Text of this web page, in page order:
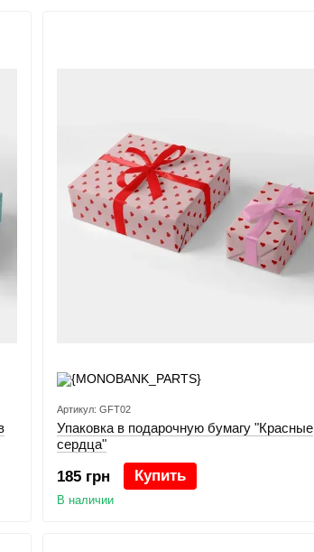
Артикул: GFT02
Упаковка в подарочную бумагу "Красные
сердца"
185 грн Купить
В наличии